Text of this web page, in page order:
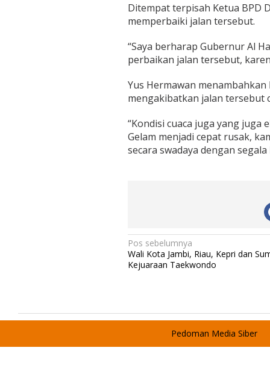
Ditempat terpisah Ketua BPD
memperbaiki jalan tersebut.
“Saya berharap Gubernur Al
perbaikan jalan tersebut,
Yus Hermawan
mengakibatkan jalan tersebut
“Kondisi cuaca juga yang juga
Gelam menjadi cepat rusak,
secara swadaya dengan
N
a
g
s
Pos sebelumnya
Wali Kota Jambi, Riau, Kepri dan
Kejuaraan Taekwondo
Pedoman Media Siber